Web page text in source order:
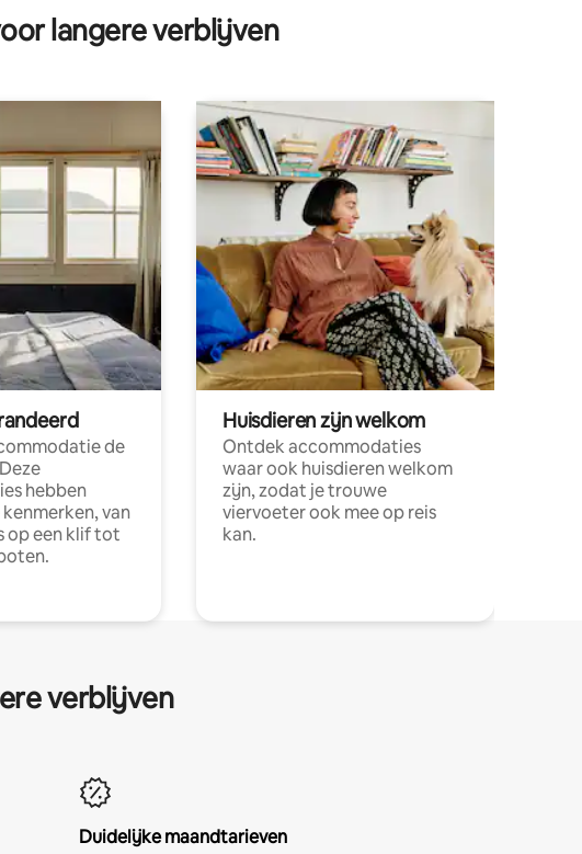
langere verblijven
de
hebben
van
op een klif tot
Huisdieren zijn welkom
Ontdek accommodaties
waar ook huisdieren welkom
zijn, zodat je trouwe
viervoeter ook mee op reis
kan.
verblijven
Duidelijke maandtarieven